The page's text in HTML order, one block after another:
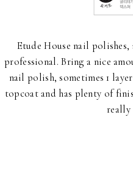
Etude House nail
professional. Bring a nice
nail polish, sometimes 1
topcoat and has plenty of
really